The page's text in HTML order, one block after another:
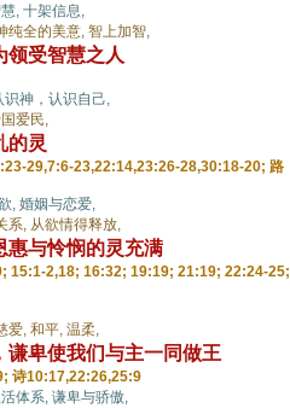
, 十架信息,
纯全的美意, 智上加智,
领受智慧之人
识神，认识自己,
爱民,
的灵
29,7:6-23,22:14,23:26-28,30:18-20; 路
, 婚姻与恋爱,
系, 从欲情得释放,
惠与怜悯的灵充满
15:1-2,18; 16:32; 19:19; 21:19; 22:24-25;
爱, 和平, 温柔,
谦卑使我们与主一同做王
诗10:17,22:26,25:9
体系, 谦卑与骄傲,